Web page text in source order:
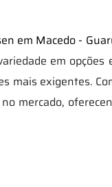
em Macedo -
em opções
mais exigentes.
mercado,